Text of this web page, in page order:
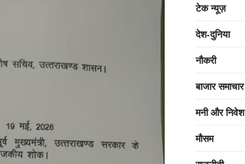
टेक न्यूज़
देश-दुनिया
नौकरी
बाजार समाचार
मनी और निवेश
मौसम